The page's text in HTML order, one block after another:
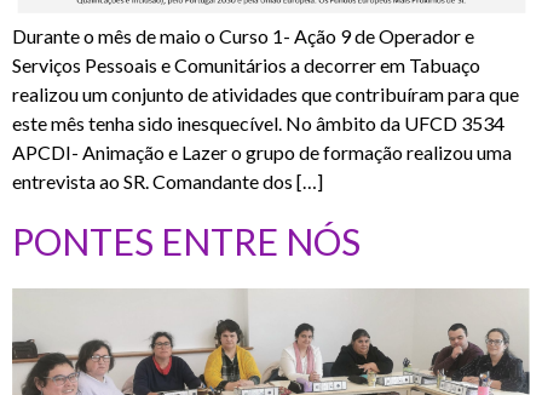
Durante o mês de maio o Curso 1- Ação 9 de Operador e
Serviços Pessoais e Comunitários a decorrer em Tabuaço
realizou um conjunto de atividades que contribuíram para que
este mês tenha sido inesquecível. No âmbito da UFCD 3534
APCDI- Animação e Lazer o grupo de formação realizou uma
entrevista ao SR. Comandante dos […]
PONTES ENTRE NÓS